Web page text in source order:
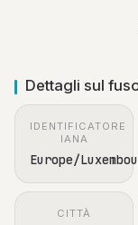
Dettagli sul
IDENTIFICATORE
IANA
Europe/
CITTÀ